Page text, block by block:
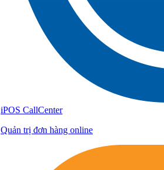
iPOS CallCenter
Quản trị đơn hàng online